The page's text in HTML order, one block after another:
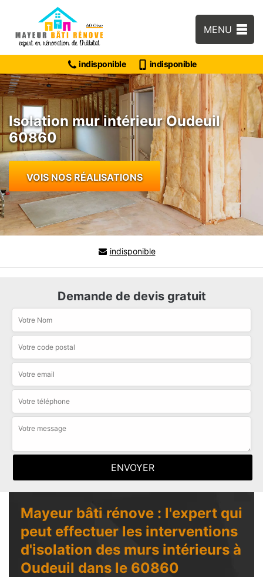
MENU
indisponible indisponible
Isolation mur intérieur Oudeuil
60860
VOIS NOS RÉALISATIONS
indisponible
Demande de devis gratuit
Mayeur bâti rénove : l'expert qui
peut effectuer les interventions
d'isolation des murs intérieurs à
Oudeuil dans le 60860